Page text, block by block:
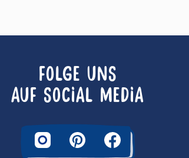
FOLGE UNS
AUF SOCIAL MEDIA